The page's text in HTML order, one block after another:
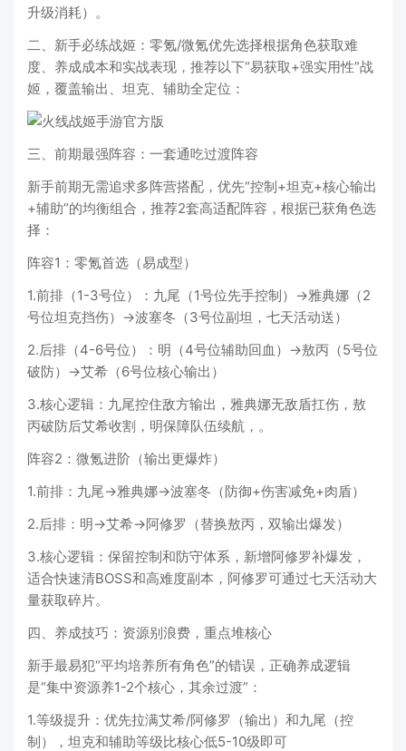
升级消耗）。
二、新手必练战姬：零氪/微氪优先选择根据角色获取难
度、养成成本和实战表现，推荐以下“易获取+强实用性”战
姬，覆盖输出、坦克、辅助全定位：
三、前期最强阵容：一套通吃过渡阵容
新手前期无需追求多阵营搭配，优先“控制+坦克+核心输出
+辅助”的均衡组合，推荐2套高适配阵容，根据已获角色选
择：
阵容1：零氪首选（易成型）
1.前排（1-3号位）：九尾（1号位先手控制）→雅典娜（2
号位坦克挡伤）→波塞冬（3号位副坦，七天活动送）
2.后排（4-6号位）：明（4号位辅助回血）→敖丙（5号位
破防）→艾希（6号位核心输出）
3.核心逻辑：九尾控住敌方输出，雅典娜无敌盾扛伤，敖
丙破防后艾希收割，明保障队伍续航，。
阵容2：微氪进阶（输出更爆炸）
1.前排：九尾→雅典娜→波塞冬（防御+伤害减免+肉盾）
2.后排：明→艾希→阿修罗（替换敖丙，双输出爆发）
3.核心逻辑：保留控制和防守体系，新增阿修罗补爆发，
适合快速清BOSS和高难度副本，阿修罗可通过七天活动大
量获取碎片。
四、养成技巧：资源别浪费，重点堆核心
新手最易犯“平均培养所有角色”的错误，正确养成逻辑
是“集中资源养1-2个核心，其余过渡”：
1.等级提升：优先拉满艾希/阿修罗（输出）和九尾（控
制），坦克和辅助等级比核心低5-10级即可